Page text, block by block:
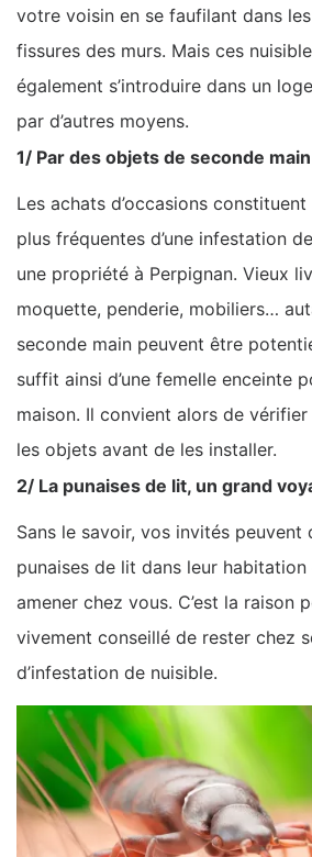
votre voisin en se faufilant dans
fissures des murs. Mais ces
également s’introduire dans un
par d’autres moyens.
1/ Par des objets de seconde main
Les achats d’occasions
plus fréquentes d’une infestation
une propriété à Perpignan. Vieux
moquette, penderie, mobiliers…
seconde main peuvent être
suffit ainsi d’une femelle enceinte
maison. Il convient alors de
les objets avant de les installer.
2/ La punaises de lit, un grand
Sans le savoir, vos invités peuvent
punaises de lit dans leur
amener chez vous. C’est la raison
vivement conseillé de rester chez
d’infestation de nuisible.